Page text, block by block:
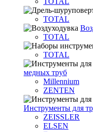
TOTAL
TOTAL
TOTAL
медных труб
Millennium
ZENTEN
Инструменты для
ZEISSLER
ELSEN